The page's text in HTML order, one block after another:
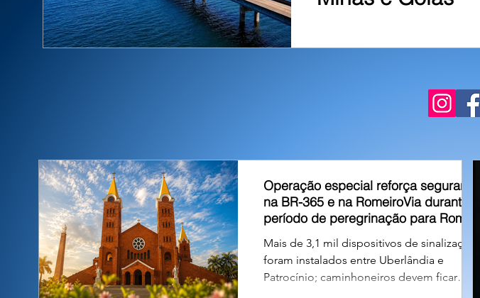
Operação especial reforça segurança
na BR-365 e na RomeiroVia durante
período de peregrinação para Romaria
Mais de 3,1 mil dispositivos de sinalização
foram instalados entre Uberlândia e
Patrocínio; caminhoneiros devem ficar